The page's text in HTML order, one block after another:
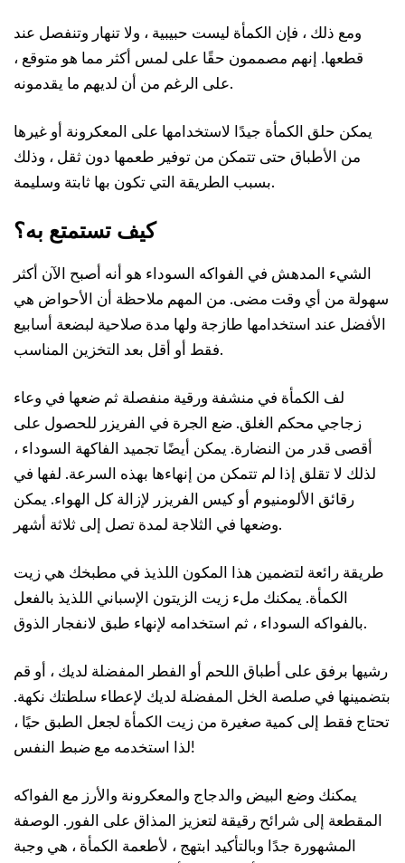
ومع ذلك ، فإن الكمأة ليست حبيبية ، ولا تنهار وتنفصل عند
قطعها. إنهم مصممون حقًا على لمس أكثر مما هو متوقع ،
على الرغم من أن لديهم ما يقدمونه.
يمكن حلق الكمأة جيدًا لاستخدامها على المعكرونة أو غيرها
من الأطباق حتى تتمكن من توفير طعمها دون ثقل ، وذلك
بسبب الطريقة التي تكون بها ثابتة وسليمة.
كيف تستمتع به؟
الشيء المدهش في الفواكه السوداء هو أنه أصبح الآن أكثر
سهولة من أي وقت مضى. من المهم ملاحظة أن الأحواض هي
الأفضل عند استخدامها طازجة ولها مدة صلاحية لبضعة أسابيع
فقط أو أقل بعد التخزين المناسب.
لف الكمأة في منشفة ورقية منفصلة ثم ضعها في وعاء
زجاجي محكم الغلق. ضع الجرة في الفريزر للحصول على
أقصى قدر من النضارة. يمكن أيضًا تجميد الفاكهة السوداء ،
لذلك لا تقلق إذا لم تتمكن من إنهاءها بهذه السرعة. لفها في
رقائق الألومنيوم أو كيس الفريزر لإزالة كل الهواء. يمكن
وضعها في الثلاجة لمدة تصل إلى ثلاثة أشهر.
طريقة رائعة لتضمين هذا المكون اللذيذ في مطبخك هي زيت
الكمأة. يمكنك ملء زيت الزيتون الإسباني اللذيذ بالفعل
بالفواكه السوداء ، ثم استخدامه لإنهاء طبق لانفجار الذوق.
رشيها برفق على أطباق اللحم أو الفطر المفضلة لديك ، أو قم
بتضمينها في صلصة الخل المفضلة لديك لإعطاء سلطتك نكهة.
تحتاج فقط إلى كمية صغيرة من زيت الكمأة لجعل الطبق حيًا ،
لذا استخدمه مع ضبط النفس!
يمكنك وضع البيض والدجاج والمعكرونة والأرز مع الفواكه
المقطعة إلى شرائح رقيقة لتعزيز المذاق على الفور. الوصفة
المشهورة جدًا وبالتأكيد ابتهج ، لأطعمة الكمأة ، هي وجبة